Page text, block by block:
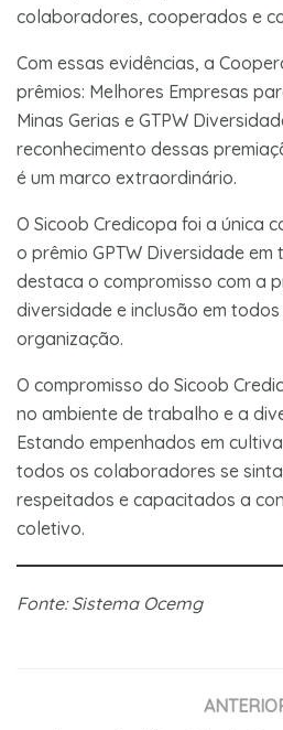
colaboradores, cooperados e
Com essas evidências, a
prêmios: Melhores Empresas
Minas Gerias e GTPW
reconhecimento dessas
é um marco extraordinário.
O Sicoob Credicopa foi a única
o prêmio GPTW Diversidade
destaca o compromisso com a
diversidade e inclusão em
organização.
O compromisso do Sicoob
no ambiente de trabalho e a
Estando empenhados em
todos os colaboradores se
respeitados e capacitados a
coletivo.
Fonte: Sistema Ocemg